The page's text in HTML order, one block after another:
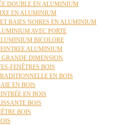
DOUBLE EN ALUMINIUM
EN ALUMINIUM
ET BAIES NOIRES EN ALUMINIUM
AVEC PORTE
BICOLORE
ALUMINIUM
DIMENSION
FENÊTRES BOIS
EN BOIS
EN BOIS
EN BOIS
BOIS
BOIS